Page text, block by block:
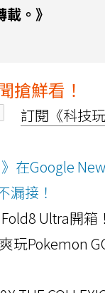
。》
搶鮮看！
訂閱《科技
在Google
漏接！
Ultra開
玩Pokemon